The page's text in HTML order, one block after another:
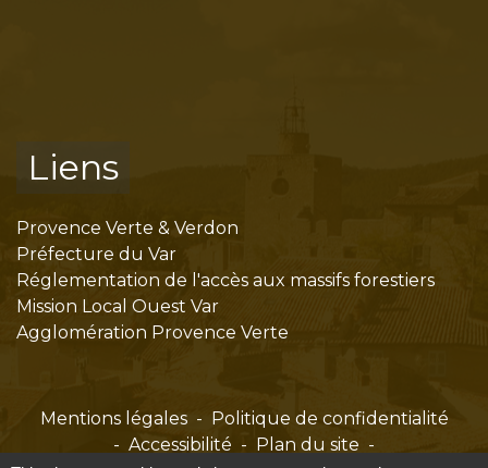
Liens
Provence Verte & Verdon
Préfecture du Var
Réglementation de l'accès aux massifs forestiers
Mission Local Ouest Var
Agglomération Provence Verte
Mentions légales - Politique de confidentialité
- Accessibilité - Plan du site -